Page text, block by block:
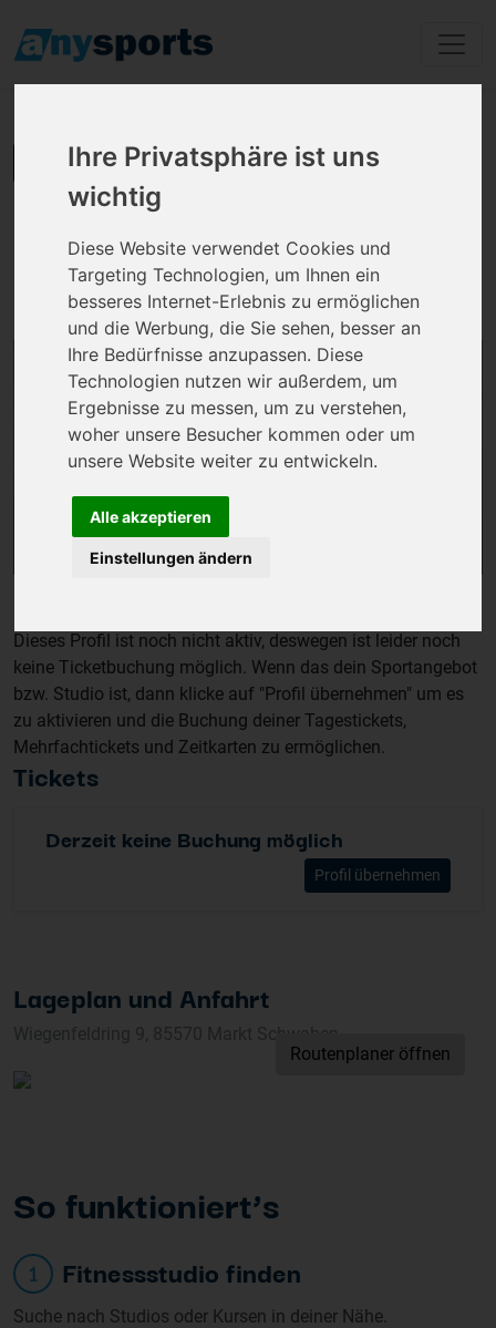
Ihre Privatsphäre ist uns
wichtig
Diese Website verwendet Cookies und
Targeting Technologien, um Ihnen ein
besseres Internet-Erlebnis zu ermöglichen
und die Werbung, die Sie sehen, besser an
Ihre Bedürfnisse anzupassen. Diese
Technologien nutzen wir außerdem, um
Ergebnisse zu messen, um zu verstehen,
woher unsere Besucher kommen oder um
unsere Website weiter zu entwickeln.
Alle akzeptieren
Einstellungen ändern
zurück zu den Ergebnissen
Injoy Fitness
Wiegenfeldring 9, 85570 Markt Schwaben
Dieses Profil ist noch nicht aktiv, deswegen ist leider noch
keine Ticketbuchung möglich. Wenn das dein Sportangebot
bzw. Studio ist, dann klicke auf "Profil übernehmen" um es
zu aktivieren und die Buchung deiner Tagestickets,
Mehrfachtickets und Zeitkarten zu ermöglichen.
Tickets
Derzeit keine Buchung möglich
Profil übernehmen
Lageplan und Anfahrt
Wiegenfeldring 9, 85570 Markt Schwaben
Routenplaner öffnen
So funktioniert’s
1 Fitnessstudio finden
Suche nach Studios oder Kursen in deiner Nähe.